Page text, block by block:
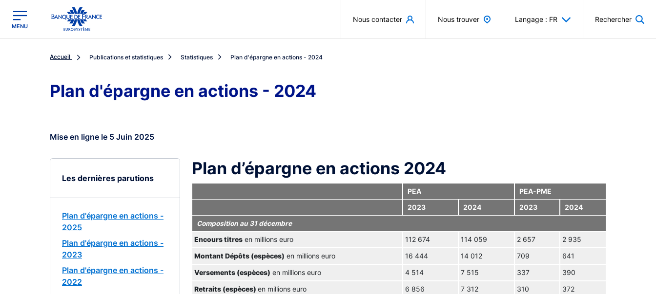
Banque de France - Menu Principal
MENU
Nous contacter Nous trouver Langage : FR Rechercher
Accueil Publications et statistiques Statistiques Plan d'épargne en actions - 2024
Plan d'épargne en actions - 2024
Mise en ligne le 5 Juin 2025
Les dernières parutions
Plan d'épargne en actions -
2025
Plan d'épargne en actions -
2023
Plan d'épargne en actions -
2022
Plan d’épargne en actions 2024
PEA PEA-PME
2023 2024 2023 2024
Composition au 31 décembre
Encours titres en millions euro 112 674 114 059 2 657 2 935
Montant Dépôts (espèces) en millions euro 16 444 14 012 709 641
Versements (espèces) en millions euro 4 514 7 515 337 390
Retraits (espèces) en millions euro 6 856 7 312 310 372